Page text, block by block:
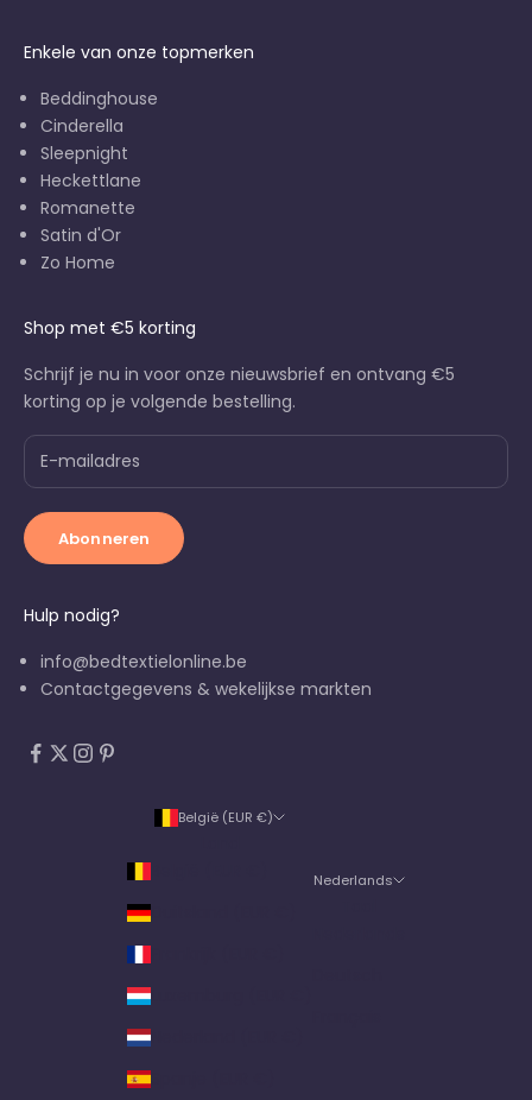
Enkele van onze topmerken
Beddinghouse
Cinderella
Sleepnight
Heckettlane
Romanette
Satin d'Or
Zo Home
Shop met €5 korting
Schrijf je nu in voor onze nieuwsbrief en ontvang €5
korting op je volgende bestelling.
Abonneren
Hulp nodig?
info@bedtextielonline.be
Contactgegevens & wekelijkse markten
België (EUR €)
Nederlands